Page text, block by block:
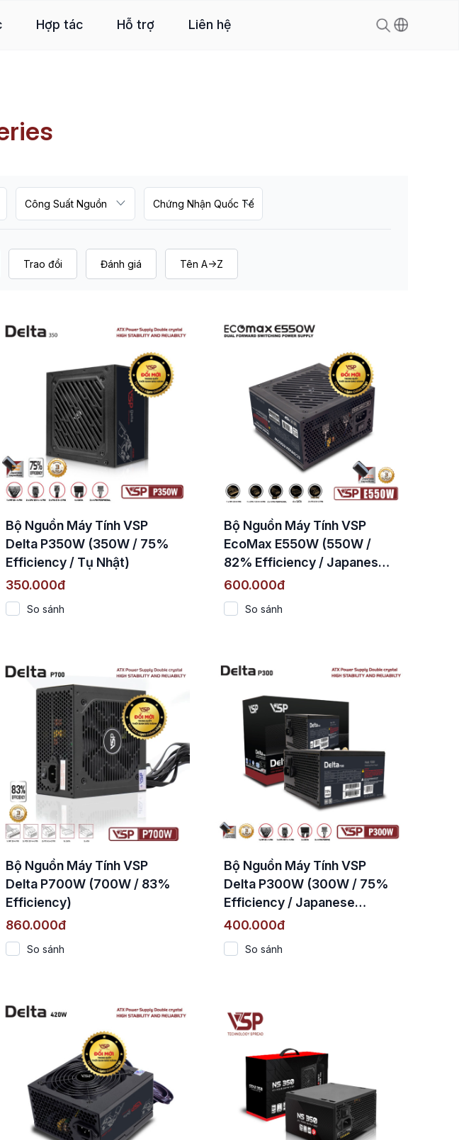
Hợp tác Hỗ trợ Liên hệ
Trao đổi Đánh giá Tên A->Z
Bộ Nguồn Máy Tính VSP
Delta P350W (350W / 75%
Efficiency / Tụ Nhật)
350.000đ
So sánh
Bộ Nguồn Máy Tính VSP
EcoMax E550W (550W /
82% Efficiency / Japanese
Capacitors)
600.000đ
So sánh
Bộ Nguồn Máy Tính VSP
Delta P700W (700W / 83%
Efficiency)
860.000đ
So sánh
Bộ Nguồn Máy Tính VSP
Delta P300W (300W / 75%
Efficiency / Japanese
Capacitors)
400.000đ
So sánh